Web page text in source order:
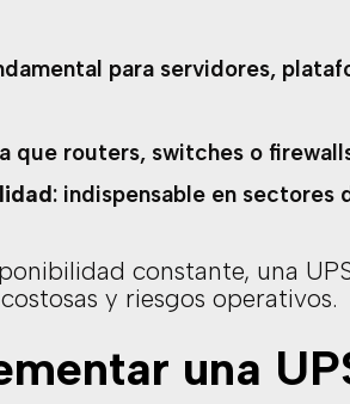
para servidores,
que routers, switches o
: indispensable en
constante, una
y riesgos operativos.
una